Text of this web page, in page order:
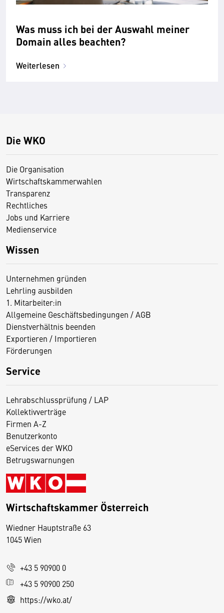
Was muss ich bei der Auswahl meiner
Domain alles beachten?
Weiterlesen
Die WKO
Die Organisation
Wirtschaftskammerwahlen
Transparenz
Rechtliches
Jobs und Karriere
Medienservice
Wissen
Unternehmen gründen
Lehrling ausbilden
1. Mitarbeiter:in
Allgemeine Geschäftsbedingungen / AGB
Dienstverhältnis beenden
Exportieren / Importieren
Förderungen
Service
Lehrabschlussprüfung / LAP
Kollektivverträge
Firmen A-Z
Benutzerkonto
eServices der WKO
Betrugswarnungen
Wirtschaftskammer Österreich
Wiedner Hauptstraße 63
1045 Wien
+43 5 90900 0
+43 5 90900 250
https://wko.at/
D
s
e
S